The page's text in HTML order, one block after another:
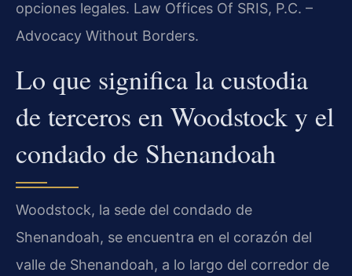
opciones legales. Law Offices Of SRIS, P.C. –
Advocacy Without Borders.
Lo que significa la custodia
de terceros en Woodstock y el
condado de Shenandoah
Woodstock, la sede del condado de
Shenandoah, se encuentra en el corazón del
valle de Shenandoah, a lo largo del corredor de